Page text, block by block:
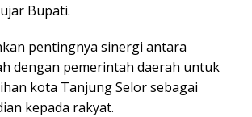
Bupati.
pentingnya sinergi antara
dengan pemerintah daerah untuk
kota Tanjung Selor sebagai
kepada rakyat.